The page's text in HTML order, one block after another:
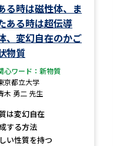
大学
専門学校
大学入
幼稚園
高等学
る時は磁性体、ま
ある時は超伝導
、変幻自在のかご
物質
心ワード：新物質
京都立大学
木 勇二 先生
は変幻自在
する方法
い性質を持つ